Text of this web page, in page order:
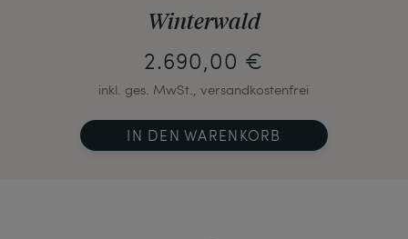
Winterwald
2.690,00 €
inkl. ges. MwSt., versandkostenfrei
IN DEN WARENKORB